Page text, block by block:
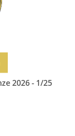
2026 - 1/25